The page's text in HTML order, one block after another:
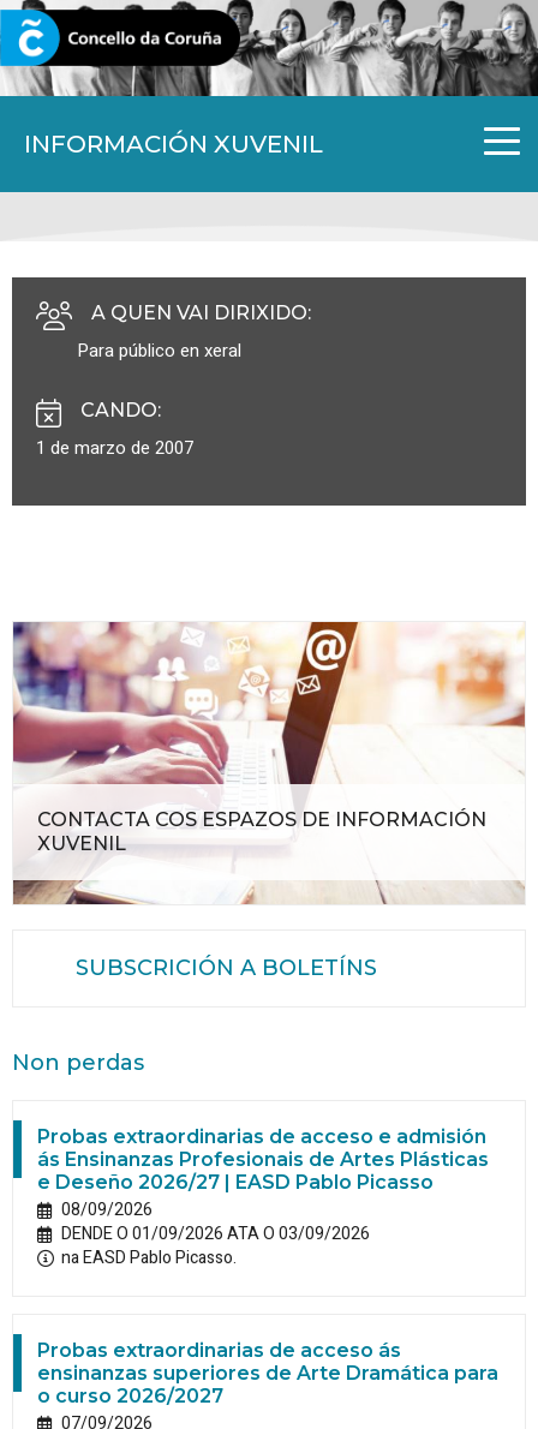
INFORMACIÓN XUVENIL
CORUNA.GAL
A QUEN VAI DIRIXIDO:
Para público en xeral
CANDO:
1 de marzo de 2007
CONTACTA COS ESPAZOS DE INFORMACIÓN
XUVENIL
SUBSCRICIÓN A BOLETÍNS
Non perdas
Probas extraordinarias de acceso e admisión
ás Ensinanzas Profesionais de Artes Plásticas
e Deseño 2026/27 | EASD Pablo Picasso
08/09/2026
DENDE O 01/09/2026 ATA O 03/09/2026
na EASD Pablo Picasso.
Probas extraordinarias de acceso ás
ensinanzas superiores de Arte Dramática para
o curso 2026/2027
07/09/2026